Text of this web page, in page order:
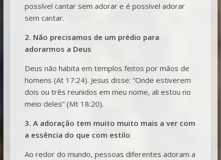
possível cantar sem adorar e é possível adorar
sem cantar.
2. Não precisamos de um prédio para
adorarmos a Deus
Deus não habita em templos feitos por mãos de
homens (At 17:24). Jesus disse: “Onde estiverem
dois ou três reunidos em meu nome, ali estou no
meio deles” (Mt 18:20).
3. A adoração tem muito muito mais a ver com
a essência do que com estilo
Ao redor do mundo, pessoas diferentes adoram a